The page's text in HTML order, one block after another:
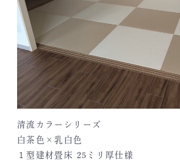
清流カラーシリーズ
白茶色×乳白色
１型建材畳床 25ミリ厚仕様